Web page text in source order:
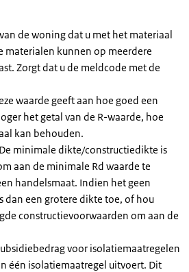
de woning dat u met het materiaal
materialen kunnen op meerdere
Zorgt dat u de meldcode met de
waarde geeft aan hoe goed een
het getal van de R-waarde, hoe
kan behouden.
minimale dikte/constructiedikte is
aan de minimale Rd waarde te
handelsmaat. Indien het geen
dan een grotere dikte toe, of hou
constructievoorwaarden om aan de
voor isolatiemaatregelen
één isolatiemaatregel uitvoert. Dit